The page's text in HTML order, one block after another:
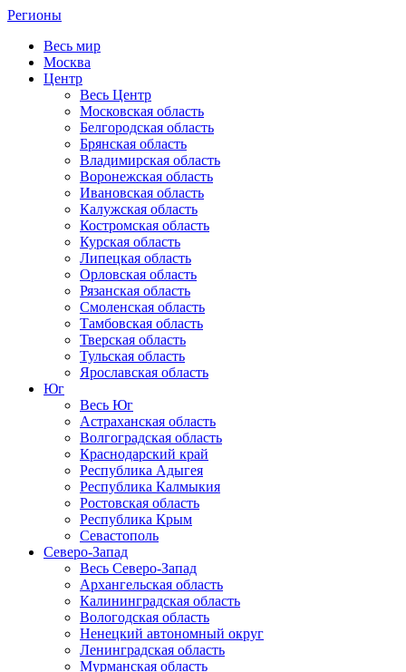
Регионы
Весь мир
Москва
Центр
Весь Центр
Московская область
Белгородская область
Брянская область
Владимирская область
Воронежская область
Ивановская область
Калужская область
Костромская область
Курская область
Липецкая область
Орловская область
Рязанская область
Смоленская область
Тамбовская область
Тверская область
Тульская область
Ярославская область
Юг
Весь Юг
Астраханская область
Волгоградская область
Краснодарский край
Республика Адыгея
Республика Калмыкия
Ростовская область
Республика Крым
Севастополь
Северо-Запад
Весь Северо-Запад
Архангельская область
Калининградская область
Вологодская область
Ненецкий автономный округ
Ленинградская область
Мурманская область